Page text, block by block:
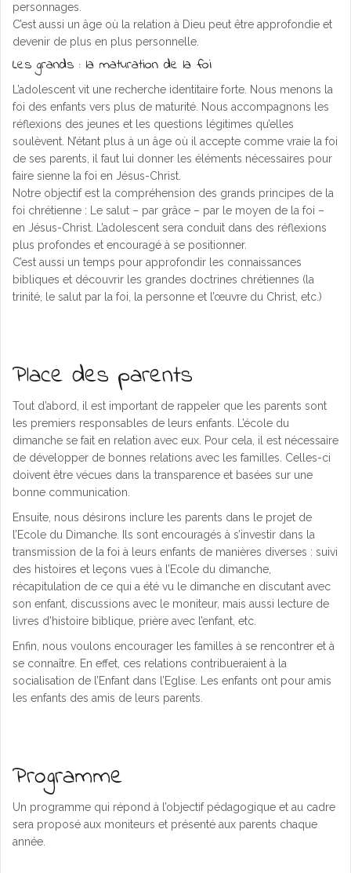
personnages.
C’est aussi un âge où la relation à Dieu peut être approfondie et
devenir de plus en plus personnelle.
Les grands : la maturation de la foi
L’adolescent vit une recherche identitaire forte. Nous menons la
foi des enfants vers plus de maturité. Nous accompagnons les
réflexions des jeunes et les questions légitimes qu’elles
soulèvent. N’étant plus à un âge où il accepte comme vraie la foi
de ses parents, il faut lui donner les éléments nécessaires pour
faire sienne la foi en Jésus-Christ.
Notre objectif est la compréhension des grands principes de la
foi chrétienne : Le salut – par grâce – par le moyen de la foi –
en Jésus-Christ. L’adolescent sera conduit dans des réflexions
plus profondes et encouragé à se positionner.
C’est aussi un temps pour approfondir les connaissances
bibliques et découvrir les grandes doctrines chrétiennes (la
trinité, le salut par la foi, la personne et l’œuvre du Christ, etc.)
Place des parents
Tout d’abord, il est important de rappeler que les parents sont
les premiers responsables de leurs enfants. L’école du
dimanche se fait en relation avec eux. Pour cela, il est nécessaire
de développer de bonnes relations avec les familles. Celles-ci
doivent être vécues dans la transparence et basées sur une
bonne communication.
Ensuite, nous désirons inclure les parents dans le projet de
l’Ecole du Dimanche. Ils sont encouragés à s’investir dans la
transmission de la foi à leurs enfants de manières diverses : suivi
des histoires et leçons vues à l’Ecole du dimanche,
récapitulation de ce qui a été vu le dimanche en discutant avec
son enfant, discussions avec le moniteur, mais aussi lecture de
livres d’histoire biblique, prière avec l’enfant, etc.
Enfin, nous voulons encourager les familles à se rencontrer et à
se connaître. En effet, ces relations contribueraient à la
socialisation de l’Enfant dans l’Eglise. Les enfants ont pour amis
les enfants des amis de leurs parents.
Programme
Un programme qui répond à l’objectif pédagogique et au cadre
sera proposé aux moniteurs et présenté aux parents chaque
année.